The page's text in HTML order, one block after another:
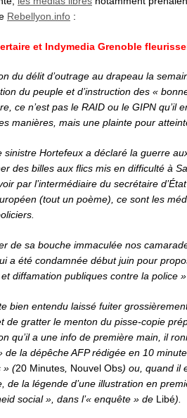
Rebellyon.info :
et Indymedia Grenoble
du délit d’outrage au drapeau la
du peuple et d’instruction des «
ce n’est pas le RAID ou le GIPN
manières, mais une plainte pour
sinistre Hortefeux a déclaré la guerre
des billes aux flics mis en difficulté à
par l’intermédiaire du secrétaire
(tout un poème), ce sont les
de sa bouche immaculée nos
a été condamnée début juin pour
diffamation publiques contre la police
bien entendu laissé fuiter
de gratter le menton du pisse-copie
qu’il a une info de première main, il
de la dépêche AFP rédigée en 10
» (20 Minutes Nouvel Obs) ou, quand il
de la légende d’une illustration en
social », dans l’« enquête » de Libé).